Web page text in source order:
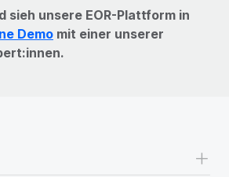
sieh unsere EOR-Plattform in
Demo mit einer unserer
+